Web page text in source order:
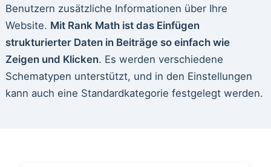
Benutzern zusätzliche Informationen über Ihre
Website. Mit Rank Math ist das Einfügen
strukturierter Daten in Beiträge so einfach wie
Zeigen und Klicken. Es werden verschiedene
Schematypen unterstützt, und in den Einstellungen
kann auch eine Standardkategorie festgelegt werden.